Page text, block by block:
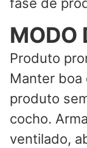
MODO
Produto
Manter
produto
cocho.
ventilado,